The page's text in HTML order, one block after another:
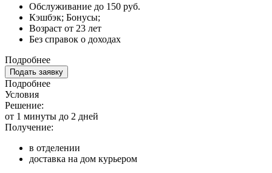
Обслуживание до 150 руб.
Кэшбэк; Бонусы;
Возраст от 23 лет
Без справок о доходах
Подробнее
Подать заявку
Подробнее
Условия
Решение:
от 1 минуты до 2 дней
Получение:
в отделении
доставка на дом курьером